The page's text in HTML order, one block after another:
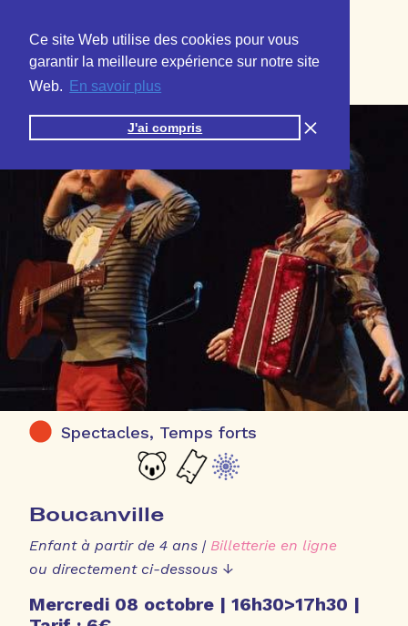
Ce site Web utilise des cookies pour vous
garantir la meilleure expérience sur notre site
Web.
En savoir plus
J'ai compris
Spectacles, Temps forts
Boucanville
Enfant à partir de 4 ans | Billetterie en ligne
ou directement ci-dessous ↓
Mercredi 08 octobre |16h30>17h30 |